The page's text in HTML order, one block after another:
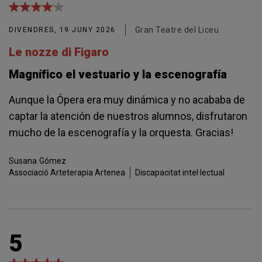
DIVENDRES, 19 JUNY 2026 Gran Teatre del Liceu
Le nozze di Figaro
Magnífico el vestuario y la escenografía
Aunque la Ópera era muy dinámica y no acababa de
captar la atención de nuestros alumnos, disfrutaron
mucho de la escenografía y la orquesta. Gracias!
Susana Gómez
Associació Arteterapia Artenea
Discapacitat intel·lectual
5